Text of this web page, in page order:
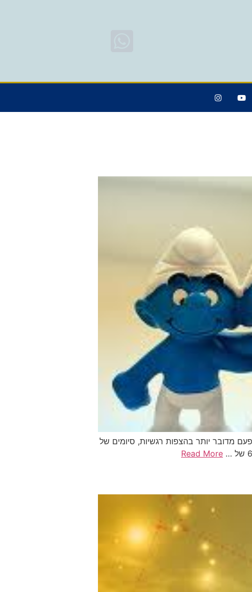
מדובר יותר בהצפות רגשיות, סיומים של
Read More